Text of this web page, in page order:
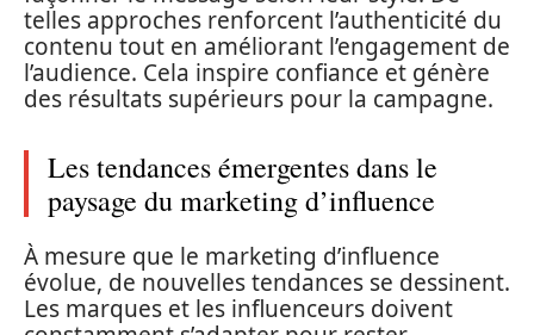
telles approches renforcent l’authenticité du
contenu tout en améliorant l’engagement de
l’audience. Cela inspire confiance et génère
des résultats supérieurs pour la campagne.
Les tendances émergentes dans le
paysage du marketing d’influence
À mesure que le marketing d’influence
évolue, de nouvelles tendances se dessinent.
Les marques et les influenceurs doivent